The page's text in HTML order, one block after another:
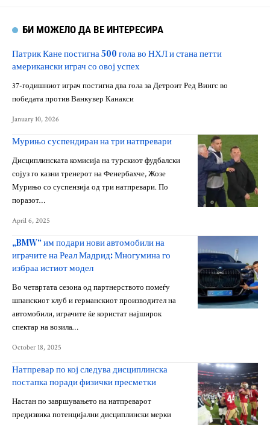
БИ МОЖЕЛО ДА ВЕ ИНТЕРЕСИРА
Патрик Кане постигна 500 гола во НХЛ и стана петти
американски играч со овој успех
37-годишниот играч постигна два гола за Детроит Ред Вингс во
победата против Ванкувер Канакси
January 10, 2026
Мурињо суспендиран на три натпревари
Дисциплинската комисија на турскиот фудбалски
сојуз го казни тренерот на Фенербахче, Жозе
Мурињо со суспензија од три натпревари. По
поразот…
April 6, 2025
„BMW“ им подари нови автомобили на
играчите на Реал Мадрид: Многумина го
избраа истиот модел
Во четвртата сезона од партнерството помеѓу
шпанскиот клуб и германскиот производител на
автомобили, играчите ќе користат најширок
спектар на возила…
October 18, 2025
Натпревар по кој следува дисциплинска
постапка поради физички пресметки
Настан по завршувањето на натпреварот
предизвика потенцијални дисциплински мерки